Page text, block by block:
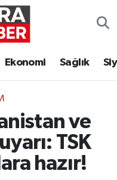
Ekonomi Sağlık
ve
TSK
hazır!